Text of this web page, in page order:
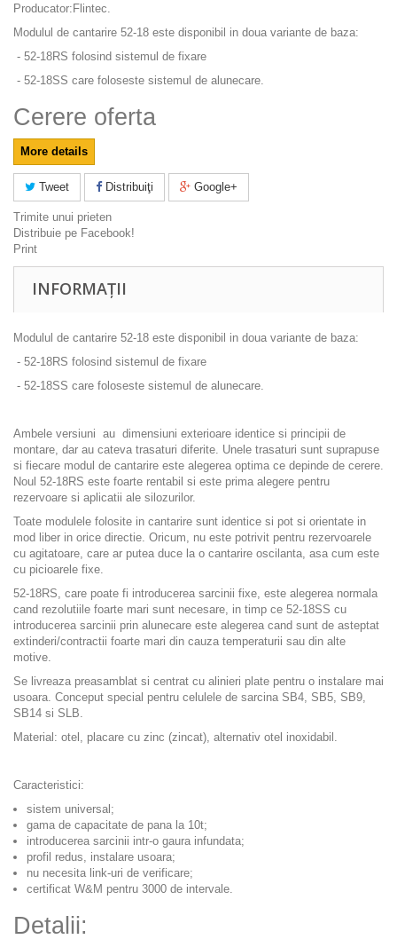
Producator:Flintec.
Modulul de cantarire 52-18 este disponibil in doua variante de baza:
- 52-18RS folosind sistemul de fixare
- 52-18SS care foloseste sistemul de alunecare.
Cerere oferta
More details
Tweet Distribuiţi Google+
Trimite unui prieten
Distribuie pe Facebook!
Print
INFORMAȚII
Modulul de cantarire 52-18 este disponibil in doua variante de baza:
- 52-18RS folosind sistemul de fixare
- 52-18SS care foloseste sistemul de alunecare.
Ambele versiuni au dimensiuni exterioare identice si principii de
montare, dar au cateva trasaturi diferite. Unele trasaturi sunt suprapuse
si fiecare modul de cantarire este alegerea optima ce depinde de cerere.
Noul 52-18RS este foarte rentabil si este prima alegere pentru
rezervoare si aplicatii ale silozurilor.
Toate modulele folosite in cantarire sunt identice si pot si orientate in
mod liber in orice directie. Oricum, nu este potrivit pentru rezervoarele
cu agitatoare, care ar putea duce la o cantarire oscilanta, asa cum este
cu picioarele fixe.
52-18RS, care poate fi introducerea sarcinii fixe, este alegerea normala
cand rezolutiile foarte mari sunt necesare, in timp ce 52-18SS cu
introducerea sarcinii prin alunecare este alegerea cand sunt de asteptat
extinderi/contractii foarte mari din cauza temperaturii sau din alte
motive.
Se livreaza preasamblat si centrat cu alinieri plate pentru o instalare mai
usoara. Conceput special pentru celulele de sarcina SB4, SB5, SB9,
SB14 si SLB.
Material: otel, placare cu zinc (zincat), alternativ otel inoxidabil.
Caracteristici:
sistem universal;
gama de capacitate de pana la 10t;
introducerea sarcinii intr-o gaura infundata;
profil redus, instalare usoara;
nu necesita link-uri de verificare;
certificat W&M pentru 3000 de intervale.
Detalii: